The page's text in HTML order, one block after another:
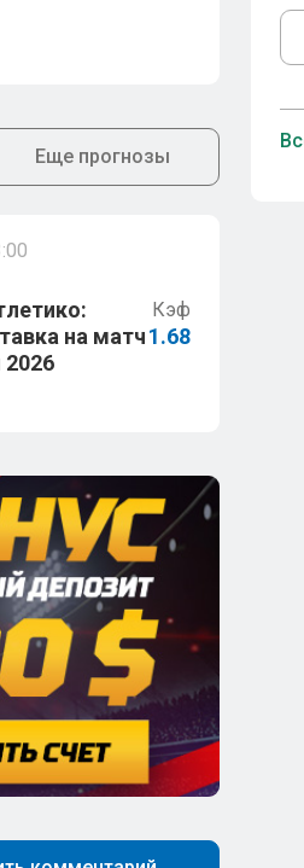
Еще прогнозы
на матч
2026
Кэф
1.68